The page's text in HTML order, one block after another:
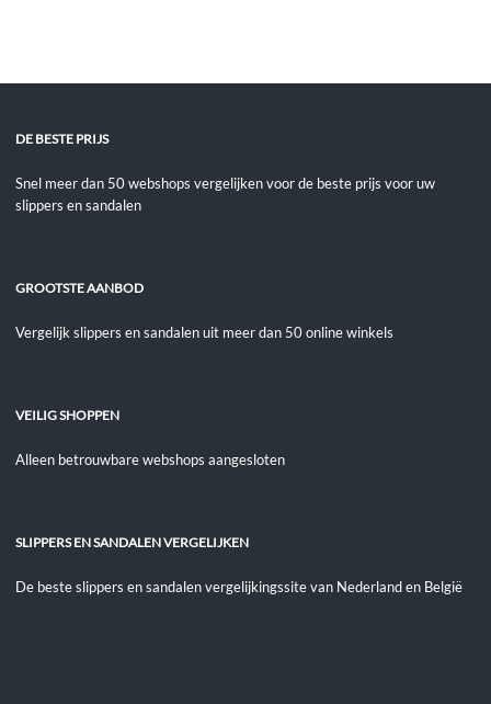
DE BESTE PRIJS
Snel meer dan 50 webshops vergelijken voor de beste prijs voor uw
slippers en sandalen
GROOTSTE AANBOD
Vergelijk slippers en sandalen uit meer dan 50 online winkels
VEILIG SHOPPEN
Alleen betrouwbare webshops aangesloten
SLIPPERS EN SANDALEN VERGELIJKEN
De beste slippers en sandalen vergelijkingssite van Nederland en België